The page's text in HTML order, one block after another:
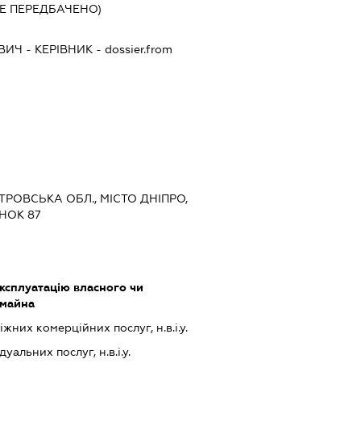
ПЕРЕДБАЧЕНО)
- КЕРІВНИК - dossier.from
ОБЛ., МІСТО ДНІПРО,
87
власного чи
комерційних послуг, н.в.і.у.
послуг, н.в.і.у.